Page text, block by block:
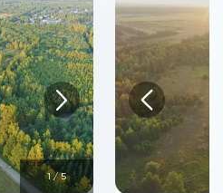
1 / 5